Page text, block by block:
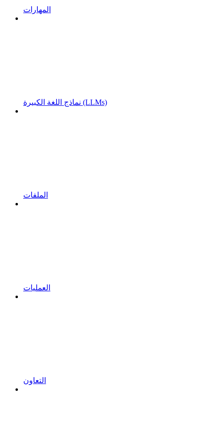
المهارات
نماذج اللغة الكبيرة (LLMs)
الملفات
العمليات
التعاون